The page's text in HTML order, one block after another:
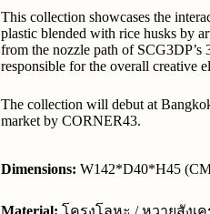
This collection showcases the
plastic blended with rice husks by
from the nozzle path of
responsible for the overall creative
The collection will debut at
market by CORNER43.
Dimensions: W142*D40*H45
Material: โครงโลหะ / หวายสังเ